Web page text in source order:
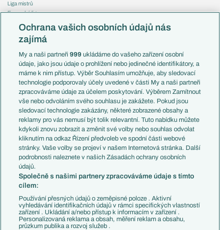
Liga mistrů
Evropská liga
Mistrovství světa
Liga národů
Témata
Představení týmů MS
EuroSkauting
PL v kostce
Evropské koeficienty
Přestupy
Přestupové spekulace
Zranění
Kluby
Arsenal FC
Chelsea FC
Manchester United
AC Milán
Juventus FC
Bayern Mnichov
FC Barcelona
Real Madrid
Česko
Francie
Itálie
Německo
Španělsko
Argentina
Brazílie
Přestupy
Zápasy
Livescore
Tipovací soutěž
Ochrana vašich osobních údajů nás
zajímá
My a naši partneři999 ukládáme do vašeho zařízení osobní
údaje, jako jsou údaje o prohlížení nebo jedinečné identifikátory, a
máme k nim přístup. Výběr Souhlasím umožňuje, aby sledovací
technologie podporovaly účely uvedené v části My a naši partneři
zpracováváme údaje za účelem poskytování. Výběrem Zamítnout
vše nebo odvoláním svého souhlasu je zakážete. Pokud jsou
sledovací technologie zakázány, některé zobrazené obsahy a
reklamy pro vás nemusí být tolik relevantní. Tuto nabídku můžete
kdykoli znovu zobrazit a změnit své volby nebo souhlas odvolat
kliknutím na odkaz Řízení předvoleb ve spodní části webové
stránky. Vaše volby se projeví v našem Internetová stránka. Další
podrobnosti naleznete v našich Zásadách ochrany osobních
údajů.
Společně s našimi partnery zpracováváme údaje s tímto
cílem:
Používání přesných údajů o zeměpisné poloze . Aktivní
vyhledávání identifikačních údajů v rámci specifických vlastností
zařízení . Ukládání a/nebo přístup k informacím v zařízení .
Personalizovaná reklama a obsah, měření reklam a obsahu,
průzkum publika a rozvoj služeb .